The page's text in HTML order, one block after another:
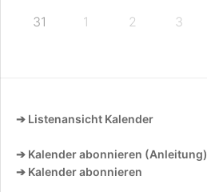
31 1 2 3
➔ Listenansicht Kalender
➔ Kalender abonnieren (Anleitung)
➔ Kalender abonnieren